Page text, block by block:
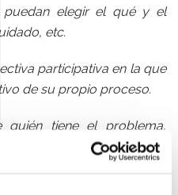
puedan elegir el qué y el
etc.
participativa en la que
de su propio proceso.
tiene el problema,
en un clima de